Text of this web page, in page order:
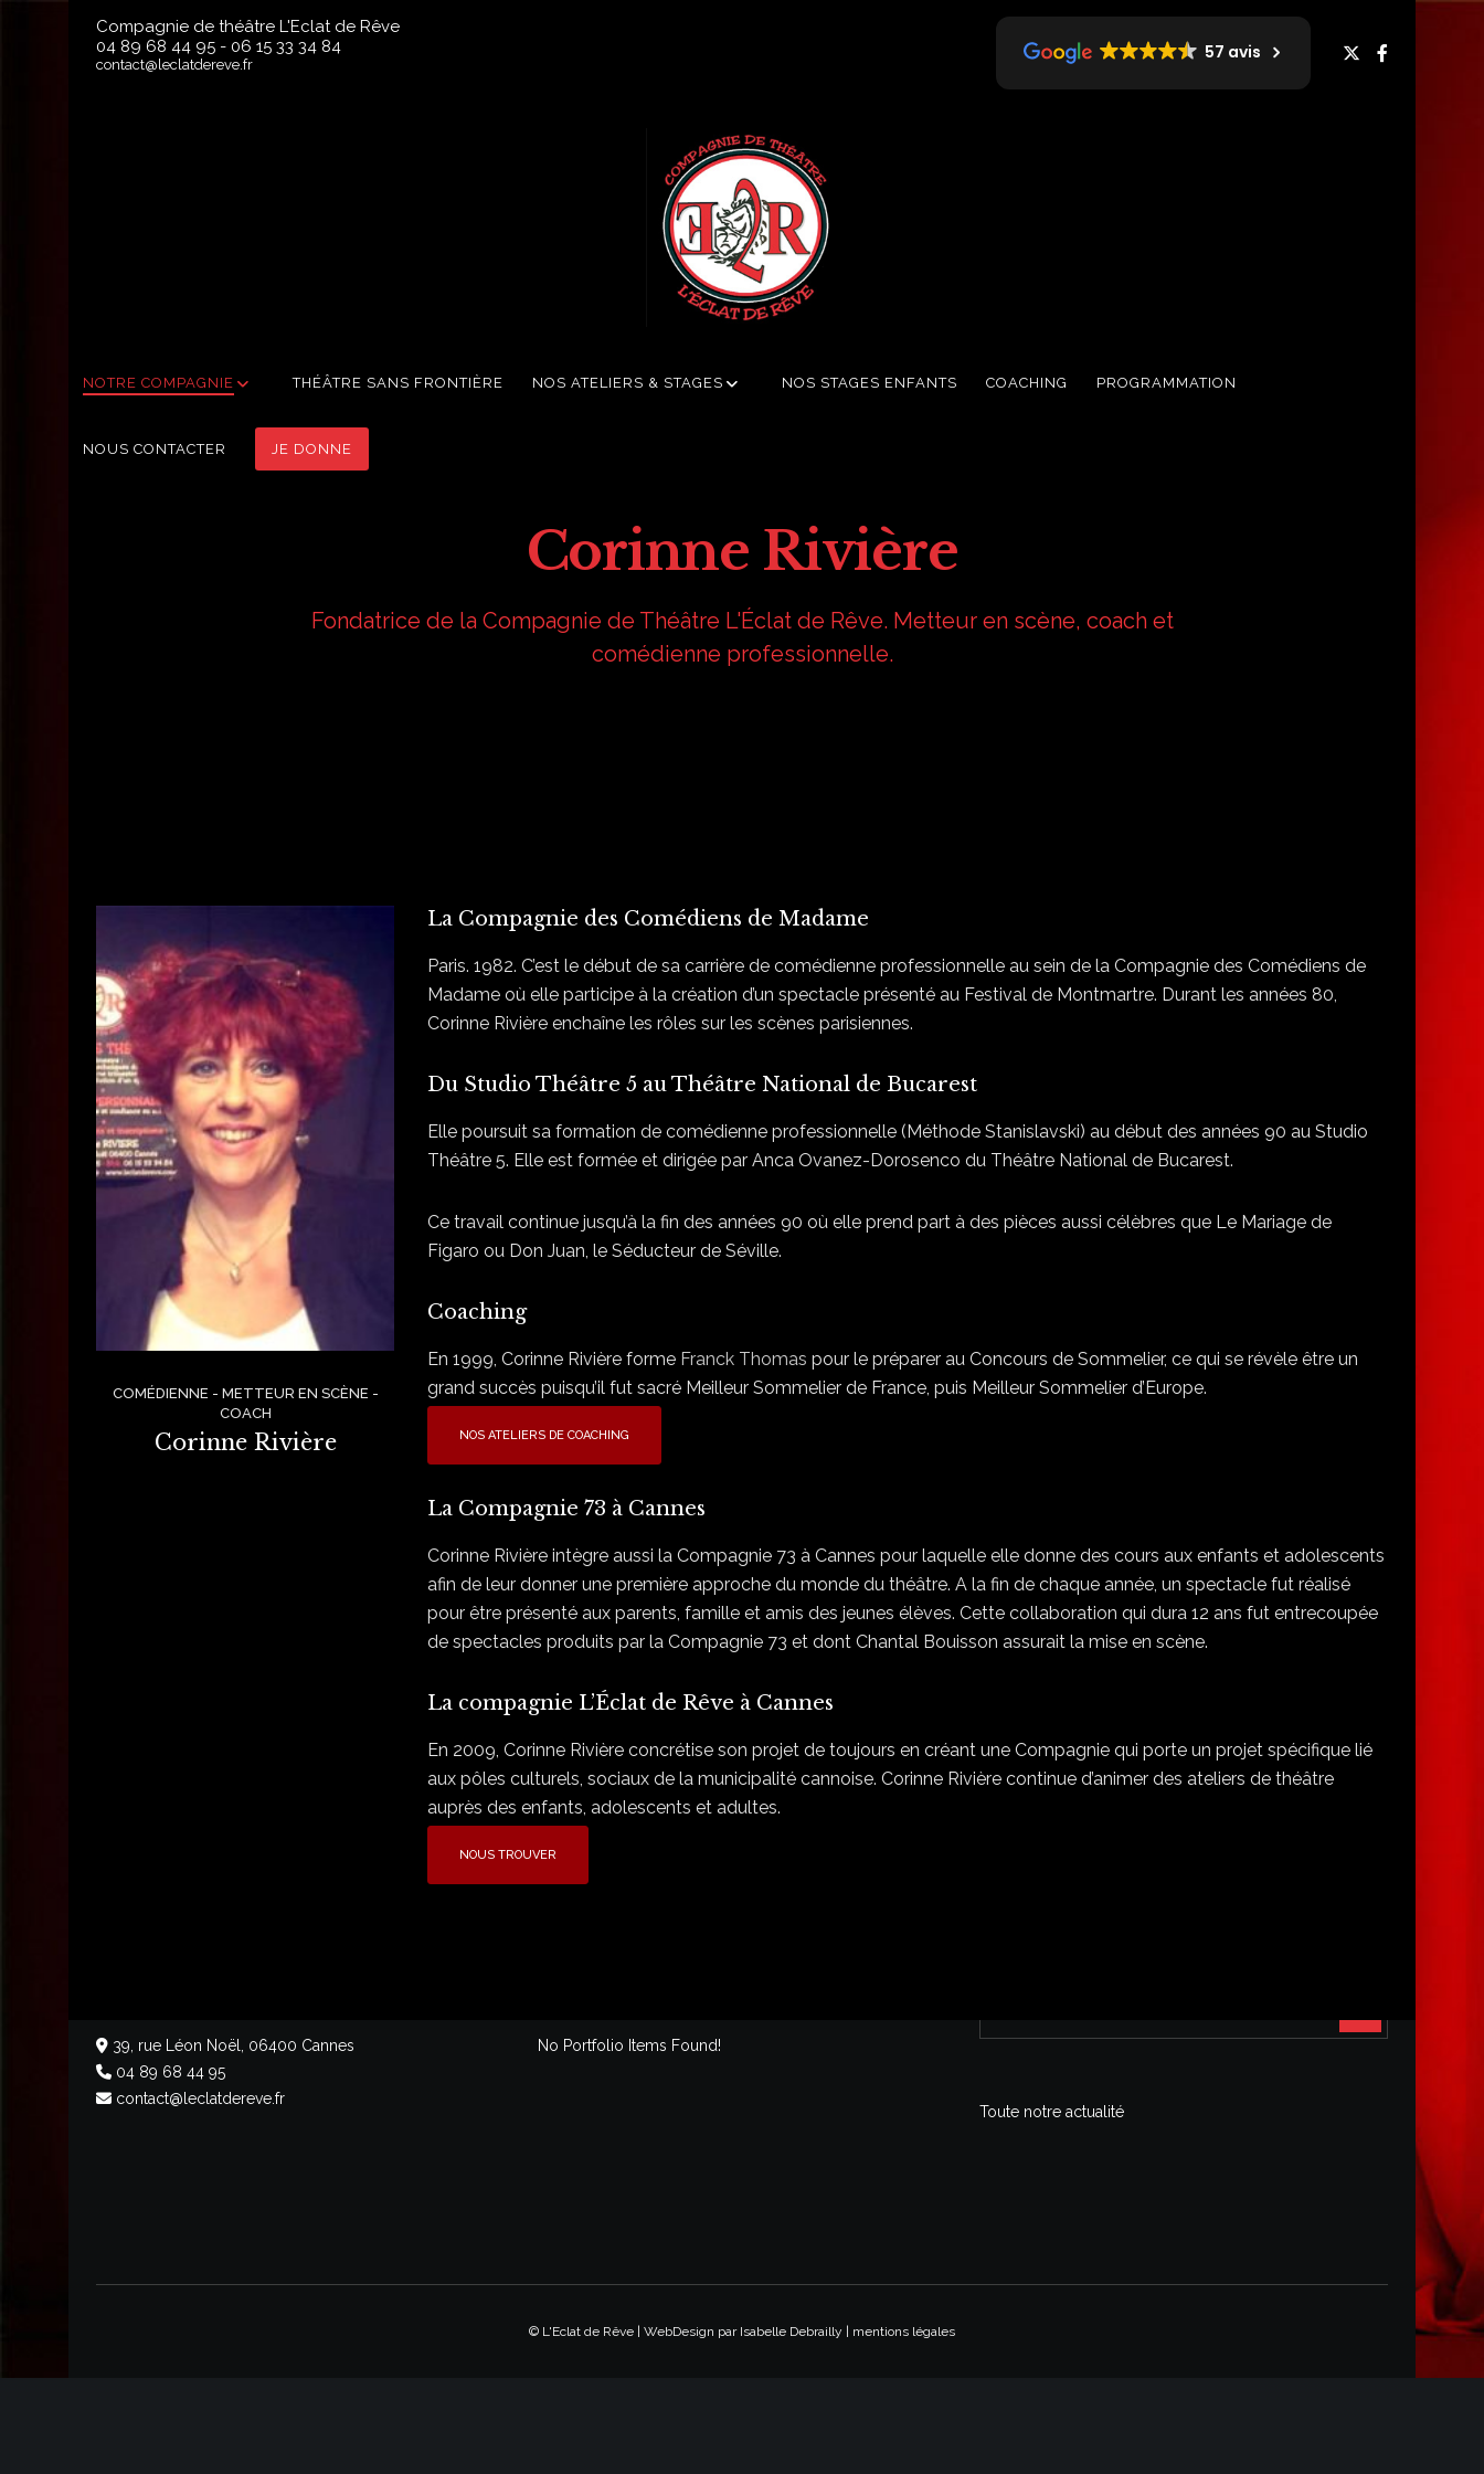
Compagnie de théâtre L'Eclat de Rêve
04 89 68 44 95 - 06 15 33 34 84
contact@leclatdereve.fr
57 avis
NOTRE COMPAGNIE THÉÂTRE SANS FRONTIÈRE NOS ATELIERS & STAGES NOS STAGES ENFANTS COACHING PROGRAMMATION
NOUS CONTACTER JE DONNE
Corinne Rivière
Fondatrice de la Compagnie de Théâtre L'Éclat de Rêve. Metteur en scène, coach et
comédienne professionnelle.
COMÉDIENNE - METTEUR EN SCÈNE -
COACH
Corinne Rivière
La Compagnie des Comédiens de Madame
Paris. 1982. C’est le début de sa carrière de comédienne professionnelle au sein de la Compagnie des Comédiens de
Madame où elle participe à la création d’un spectacle présenté au Festival de Montmartre. Durant les années 80,
Corinne Rivière enchaîne les rôles sur les scènes parisiennes.
Du Studio Théâtre 5 au Théâtre National de Bucarest
Elle poursuit sa formation de comédienne professionnelle (Méthode Stanislavski) au début des années 90 au Studio
Théâtre 5. Elle est formée et dirigée par Anca Ovanez-Dorosenco du Théâtre National de Bucarest.
Ce travail continue jusqu’à la fin des années 90 où elle prend part à des pièces aussi célèbres que Le Mariage de
Figaro ou Don Juan, le Séducteur de Séville.
Coaching
En 1999, Corinne Rivière forme Franck Thomas pour le préparer au Concours de Sommelier, ce qui se révèle être un
grand succès puisqu’il fut sacré Meilleur Sommelier de France, puis Meilleur Sommelier d’Europe.
NOS ATELIERS DE COACHING
La Compagnie 73 à Cannes
Corinne Rivière intègre aussi la Compagnie 73 à Cannes pour laquelle elle donne des cours aux enfants et adolescents
afin de leur donner une première approche du monde du théâtre. A la fin de chaque année, un spectacle fut réalisé
pour être présenté aux parents, famille et amis des jeunes élèves. Cette collaboration qui dura 12 ans fut entrecoupée
de spectacles produits par la Compagnie 73 et dont Chantal Bouisson assurait la mise en scène.
La compagnie L’Éclat de Rêve à Cannes
En 2009, Corinne Rivière concrétise son projet de toujours en créant une Compagnie qui porte un projet spécifique lié
aux pôles culturels, sociaux de la municipalité cannoise. Corinne Rivière continue d’animer des ateliers de théâtre
auprès des enfants, adolescents et adultes.
NOUS TROUVER
39, rue Léon Noël, 06400 Cannes
04 89 68 44 95
contact@leclatdereve.fr
No Portfolio Items Found!
Toute notre actualité
© L'Eclat de Rêve | WebDesign par Isabelle Debrailly mentions légales